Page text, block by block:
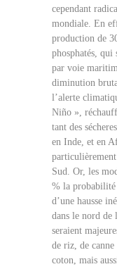
cependant
mondiale. En
production de
phosphatés, qui
par voie
diminution
l’alerte
Niño »,
tant des
en Inde, et en
Sud. Or, les
% la probabilité
d’une hausse
dans le nord de
seraient
de riz, de
coton, mais